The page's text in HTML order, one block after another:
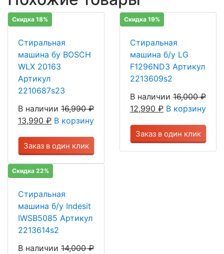
Скидка 18%
Стиральная
машина бу BOSCH
WLX 20163
Артикул
2210687s23
В наличии 16,990₽
13,990 ₽ В корзину
Заказ в один клик
Скидка 19%
Стиральная
машина б/у LG
F1296ND3 Артикул
2213609s2
В наличии 16,000₽
12,990 ₽ В корзину
Заказ в один клик
Скидка 22%
Стиральная
машина б/у Indesit
IWSB5085 Артикул
2213614s2
В наличии 14,000₽